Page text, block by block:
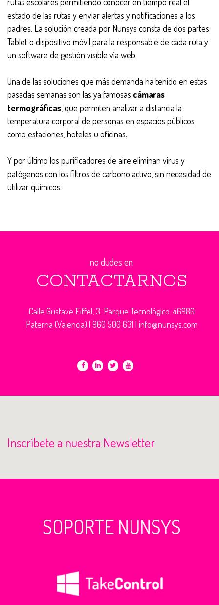
estado de las rutas y enviar alertas y notificaciones a los
padres. La solución creada por Nunsys consta de dos partes:
Tablet o dispositivo móvil para la responsable de cada ruta y
un software de gestión visible vía web.
Una de las soluciones que más demanda ha tenido en estas
pasadas semanas son las ya famosas cámaras
termográficas , que permiten analizar a distancia la
temperatura corporal de personas en espacios públicos
como estaciones, hoteles u oficinas.
Y por último los purificadores de aire eliminan virus y
patógenos con los filtros de carbono activo, sin necesidad de
utilizar químicos.
no dudes en
CONTACTARNOS
Calle Gustave Eiffel, 3. Parque Tecnológico. 46980
Paterna (Valencia) | 960 500 631 | info@nunsys.com
Inscríbete a nuestra Newsletter
SOPORTE NUNSYS